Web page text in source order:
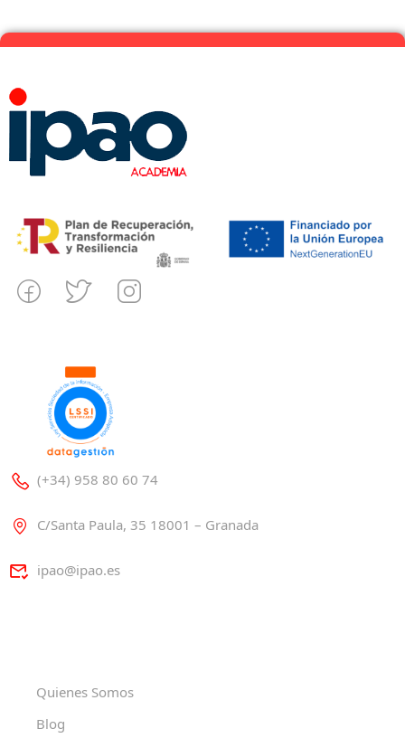
(+34) 958 80 60 74
C/Santa Paula, 35 18001 – Granada
ipao@ipao.es
Quienes Somos
Blog